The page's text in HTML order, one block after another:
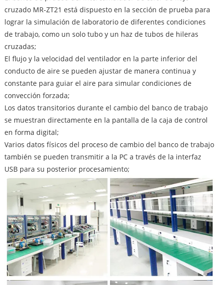
cruzado MR-ZT21 está dispuesto en la sección de prueba para
lograr la simulación de laboratorio de diferentes condiciones
de trabajo, como un solo tubo y un haz de tubos de hileras
cruzadas;
El flujo y la velocidad del ventilador en la parte inferior del
conducto de aire se pueden ajustar de manera continua y
constante para guiar el aire para simular condiciones de
convección forzada;
Los datos transitorios durante el cambio del banco de trabajo
se muestran directamente en la pantalla de la caja de control
en forma digital;
Varios datos físicos del proceso de cambio del banco de trabajo
también se pueden transmitir a la PC a través de la interfaz
USB para su posterior procesamiento;